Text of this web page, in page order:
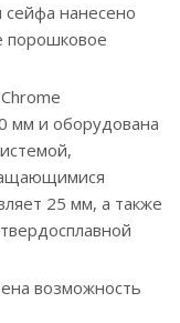
сейфа нанесено
порошковое
мм и оборудована
25 мм, а также
возможность